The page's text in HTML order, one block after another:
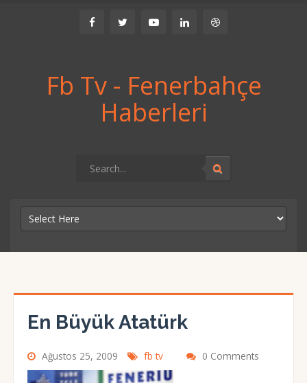
Fb Tv - Fenerbahçe
Haberleri
En Büyük Atatürk
Ağustos 25, 2009 fb tv 0 Comments